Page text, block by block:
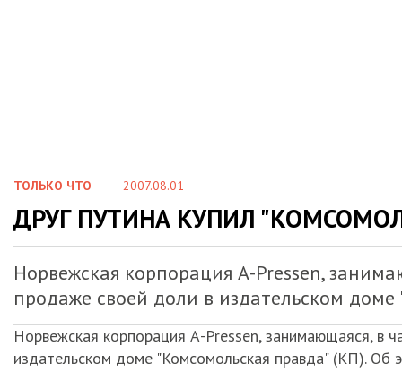
ТОЛЬКО ЧТО 2007.08.01
ДРУГ ПУТИНА КУПИЛ
Норвежская корпорация А-Pressen,
продаже своей доли в издательском
Норвежская корпорация А-Pressen, занимающаяся, в
издательском доме "Комсомольская правда" (КП). Об